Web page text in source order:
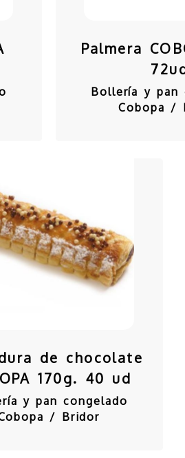
Palmera
Bollería y pan
Cobopa /
de chocolate
170g. 40 ud
y pan congelado
/ Bridor